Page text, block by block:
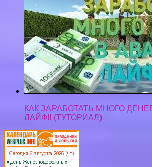
КАК ЗАРАБОТАТЬ МНОГО
ЛАЙФ!! (ТУТОРИАЛ)